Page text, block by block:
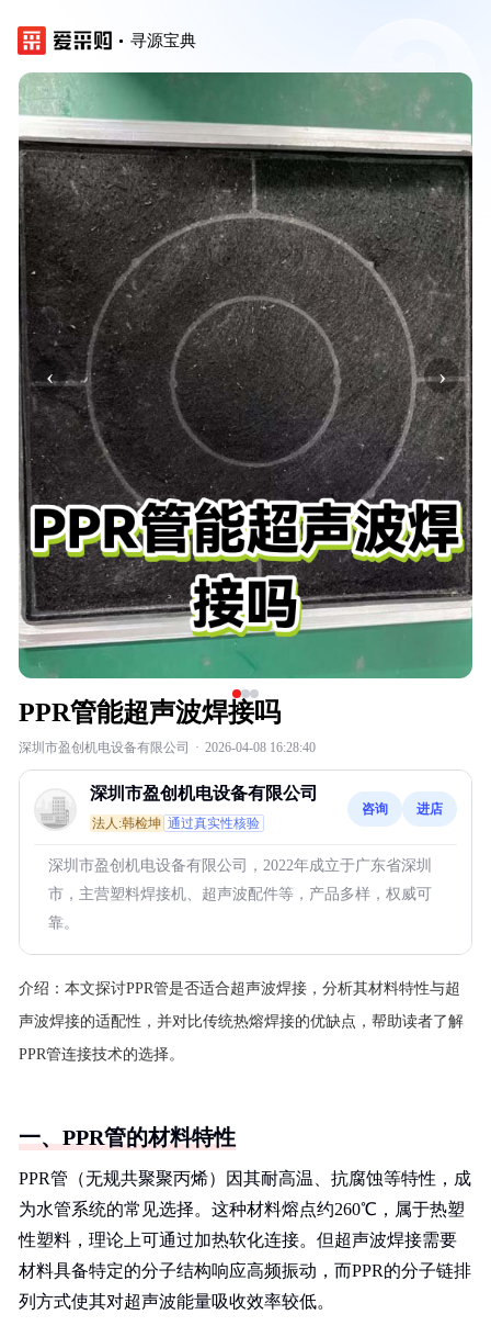
寻源宝典
‹ ›
PPR管能超声波焊接吗
深圳市盈创机电设备有限公司 · 2026-04-08 16:28:40
深圳市盈创机电设备有限公司
法人:韩检坤 通过真实性核验
咨询 进店
深圳市盈创机电设备有限公司，2022年成立于广东省深圳
市，主营塑料焊接机、超声波配件等，产品多样，权威可
靠。
介绍： 本文探讨PPR管是否适合超声波焊接，分析其材料特性与超
声波焊接的适配性，并对比传统热熔焊接的优缺点，帮助读者了解
PPR管连接技术的选择。
一、PPR管的材料特性
PPR管（无规共聚聚丙烯）因其耐高温、抗腐蚀等特性，成
为水管系统的常见选择。这种材料熔点约260℃，属于热塑
性塑料，理论上可通过加热软化连接。但超声波焊接需要
材料具备特定的分子结构响应高频振动，而PPR的分子链排
列方式使其对超声波能量吸收效率较低。